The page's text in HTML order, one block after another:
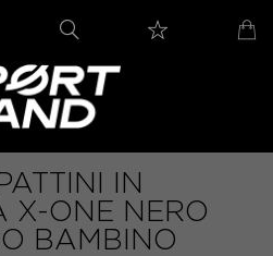
IN
X-ONE NERO
BAMBINO